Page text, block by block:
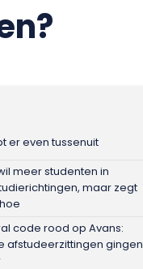
er even tussenuit
meer studenten in
maar zegt
code rood op Avans:
afstudeerzittingen gingen